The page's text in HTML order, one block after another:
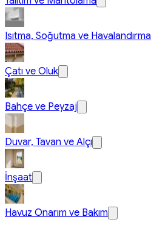
Isıtma, Soğutma ve Havalandırma
Çatı ve Oluk
Bahçe ve Peyzaj
Duvar, Tavan ve Alçı
İnşaat
Havuz Onarım ve Bakım